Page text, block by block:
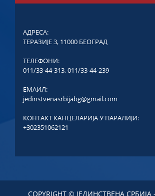
АДРЕСА:
ТЕРАЗИЈЕ 3, 11000 БЕОГРАД
ТЕЛЕФОНИ:
011/33-44-313,011/33-44-239
ЕМАИЛ:
jedinstvenasrbijabg@gmail.com
КОНТАКТ КАНЦЕЛАРИЈА У ПАРАЛИЈИ:
+302351062121
COPYRIGHT © ЈЕДИНСТВЕНА